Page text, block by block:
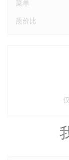
菜单
质价比